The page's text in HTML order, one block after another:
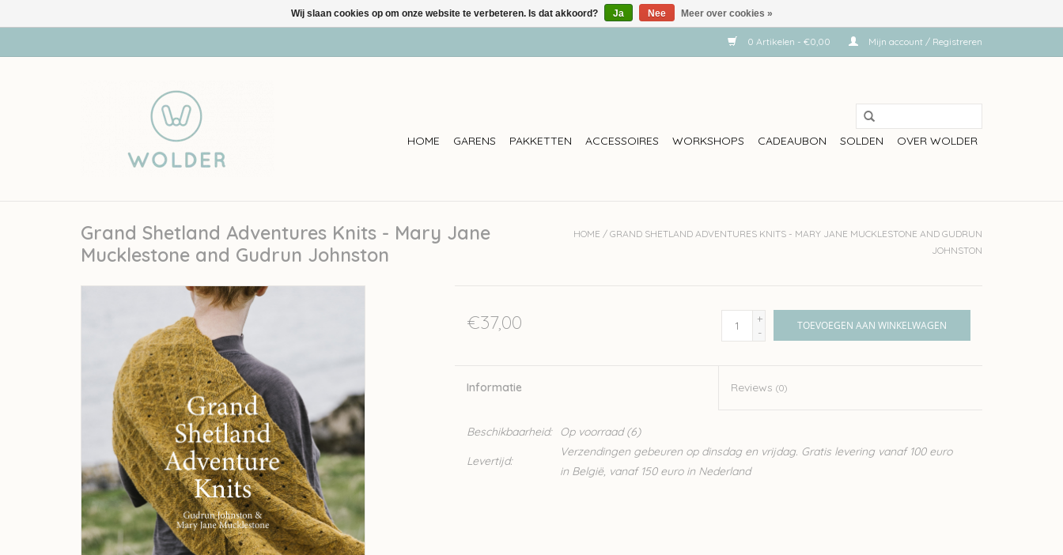
0 Artikelen - €0,00 Mijn account / Registreren
HOME GARENS PAKKETTEN ACCESSOIRES WORKSHOPS CADEAUBON SOLDEN OVER WOLDER
Grand Shetland Adventures Knits - Mary Jane
Mucklestone and Gudrun Johnston
HOME / GRAND SHETLAND ADVENTURES KNITS - MARY JANE MUCKLESTONE AND GUDRUN
JOHNSTON
€37,00
+
-
TOEVOEGEN AAN WINKELWAGEN
Informatie Reviews(0)
Beschikbaarheid: Op voorraad(6)
Levertijd:
Verzendingen gebeuren op dinsdag en vrijdag. Gratis levering vanaf 100 euro
in België, vanaf 150 euro in Nederland
Wij slaan cookies op om onze website te verbeteren. Is dat akkoord? Ja Nee Meer over cookies »